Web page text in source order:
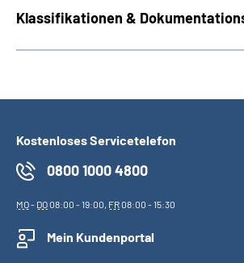
Klassifikationen &
Kostenloses Servicetelefon
0800 1000 4800
MO- DO08:00 - 19:00, FR08:00 - 15:30
Mein Kundenportal